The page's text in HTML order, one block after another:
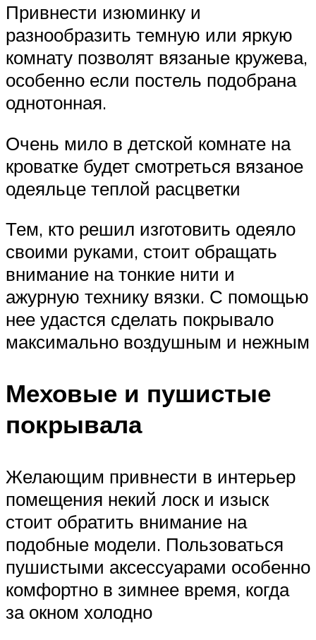
Привнести изюминку и
разнообразить темную или яркую
комнату позволят вязаные кружева,
особенно если постель подобрана
однотонная.
Очень мило в детской комнате на
кроватке будет смотреться вязаное
одеяльце теплой расцветки
Тем, кто решил изготовить одеяло
своими руками, стоит обращать
внимание на тонкие нити и
ажурную технику вязки. С помощью
нее удастся сделать покрывало
максимально воздушным и нежным
Меховые и пушистые
покрывала
Желающим привнести в интерьер
помещения некий лоск и изыск
стоит обратить внимание на
подобные модели. Пользоваться
пушистыми аксессуарами особенно
комфортно в зимнее время, когда
за окном холодно